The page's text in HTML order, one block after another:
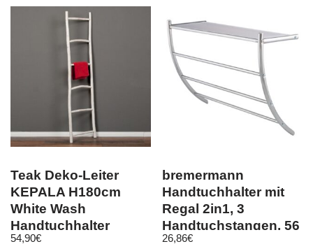
Teak Deko-Leiter
KEPALA H180cm
White Wash
Handtuchhalter
Kleiderständer Leiter
54,90€
bremermann
Handtuchhalter mit
Regal 2in1, 3
Handtuchstangen, 56
x 43,5 cm, verchromt
26,86€